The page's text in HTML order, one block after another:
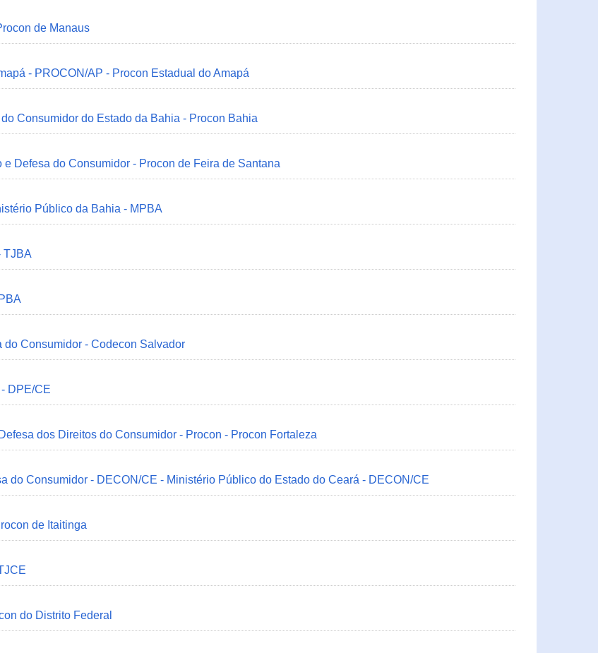
de Manaus
- PROCON/AP - Procon Estadual do Amapá
Consumidor do Estado da Bahia - Procon Bahia
Defesa do Consumidor - Procon de Feira de Santana
Público da Bahia - MPBA
TJBA
do Consumidor - Codecon Salvador
DPE/CE
dos Direitos do Consumidor - Procon - Procon Fortaleza
do Consumidor - DECON/CE - Ministério Público do Estado do Ceará - DECON/CE
de Itaitinga
do Distrito Federal